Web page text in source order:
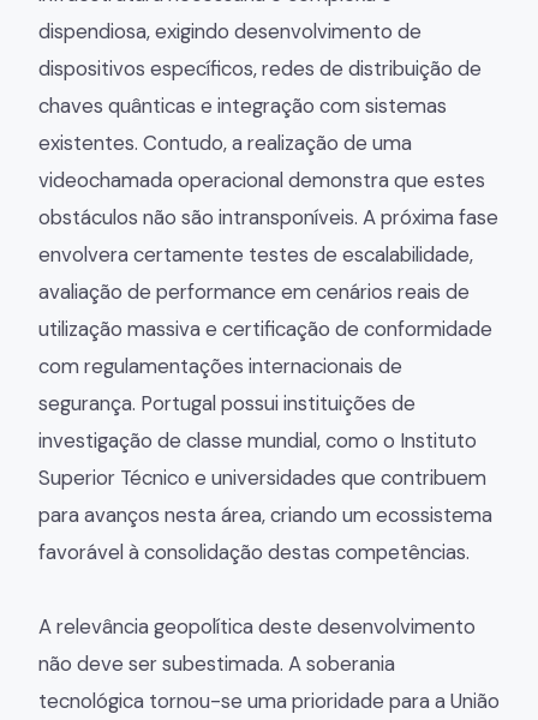
dispendiosa, exigindo desenvolvimento de
dispositivos específicos, redes de distribuição de
chaves quânticas e integração com sistemas
existentes. Contudo, a realização de uma
videochamada operacional demonstra que estes
obstáculos não são intransponíveis. A próxima fase
envolvera certamente testes de escalabilidade,
avaliação de performance em cenários reais de
utilização massiva e certificação de conformidade
com regulamentações internacionais de
segurança. Portugal possui instituições de
investigação de classe mundial, como o Instituto
Superior Técnico e universidades que contribuem
para avanços nesta área, criando um ecossistema
favorável à consolidação destas competências.
A relevância geopolítica deste desenvolvimento
não deve ser subestimada. A soberania
tecnológica tornou-se uma prioridade para a União